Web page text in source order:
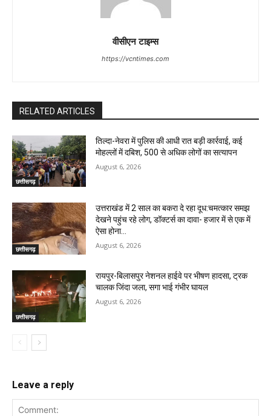
वीसीएन टाइम्स
https://vcntimes.com
RELATED ARTICLES
छत्तीसगढ़
तिल्दा-नेवरा में पुलिस की आधी रात बड़ी कार्रवाई, कई
मोहल्लों में दबिश, 500 से अधिक लोगों का सत्यापन
August 6, 2026
छत्तीसगढ़
उत्तराखंड में 2 साल का बकरा दे रहा दूध:चमत्कार समझ
देखने पहुंच रहे लोग, डॉक्टर्स का दावा- हजार में से एक में
ऐसा होना...
August 6, 2026
छत्तीसगढ़
रायपुर-बिलासपुर नेशनल हाईवे पर भीषण हादसा, ट्रक
चालक जिंदा जला, सगा भाई गंभीर घायल
August 6, 2026
Leave a reply